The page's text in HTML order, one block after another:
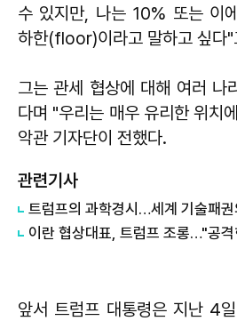
수 있지만, 나는 10% 또는 이
하한(floor)이라고 말하고 싶다"
그는 관세 협상에 대해 여러 나
다며 "우리는 매우 유리한 위치
악관 기자단이 전했다.
관련기사
트럼프의 과학경시…세계 기술패
앞서 트럼프 대통령은 지난 4